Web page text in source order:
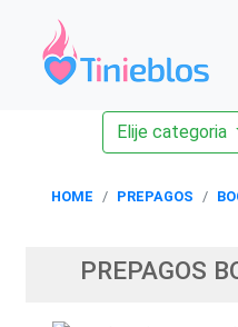
Elije categoria
HOME PREPAGOS
PREPAGOS